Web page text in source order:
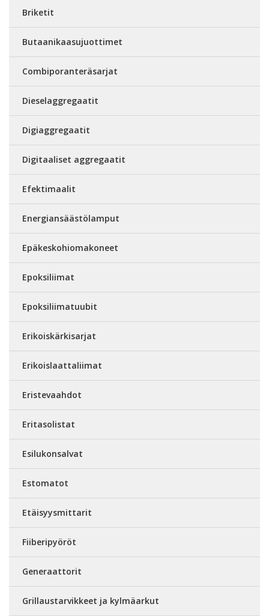
Briketit
Butaanikaasujuottimet
Combiporanteräsarjat
Dieselaggregaatit
Digiaggregaatit
Digitaaliset aggregaatit
Efektimaalit
Energiansäästölamput
Epäkeskohiomakoneet
Epoksiliimat
Epoksiliimatuubit
Erikoiskärkisarjat
Erikoislaattaliimat
Eristevaahdot
Eritasolistat
Esilukonsalvat
Estomatot
Etäisyysmittarit
Fiiberipyöröt
Generaattorit
Grillaustarvikkeet ja kylmäarkut